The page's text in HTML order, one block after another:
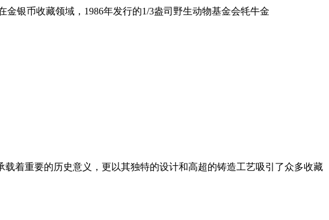
银币收藏领域，1986年发行的1/3盎司野生动物基金会牦牛金
着重要的历史意义，更以其独特的设计和高超的铸造工艺吸引了众多收藏